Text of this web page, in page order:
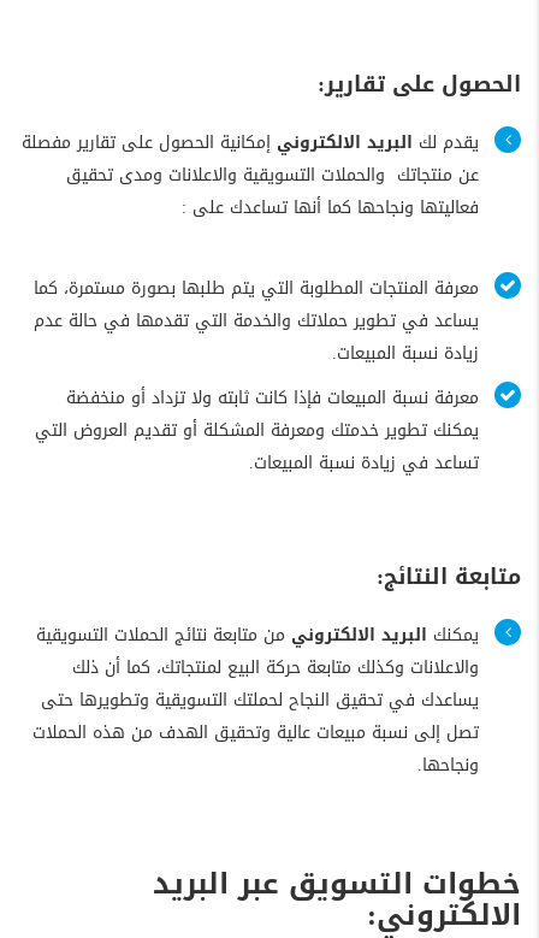
الحصول على تقارير:
يقدم لك البريد الالكتروني إمكانية الحصول على تقارير مفصلة
عن منتجاتك والحملات التسويقية والاعلانات ومدى تحقيق
فعاليتها ونجاحها كما أنها تساعدك على :
معرفة المنتجات المطلوبة التي يتم طلبها بصورة مستمرة، كما
يساعد في تطوير حملاتك والخدمة التي تقدمها في حالة عدم
زيادة نسبة المبيعات.
معرفة نسبة المبيعات فإذا كانت ثابته ولا تزداد أو منخفضة
يمكنك تطوير خدمتك ومعرفة المشكلة أو تقديم العروض التي
تساعد في زيادة نسبة المبيعات.
متابعة النتائج:
يمكنك البريد الالكتروني من متابعة نتائج الحملات التسويقية
والاعلانات وكذلك متابعة حركة البيع لمنتجاتك، كما أن ذلك
يساعدك في تحقيق النجاح لحملتك التسويقية وتطويرها حتى
تصل إلى نسبة مبيعات عالية وتحقيق الهدف من هذه الحملات
ونجاحها.
خطوات التسويق عبر البريد
الالكتروني: